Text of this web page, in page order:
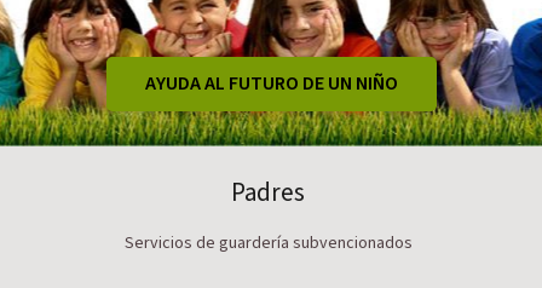
AYUDA AL FUTURO DE UN NIÑO
Padres
Servicios de guardería subvencionados